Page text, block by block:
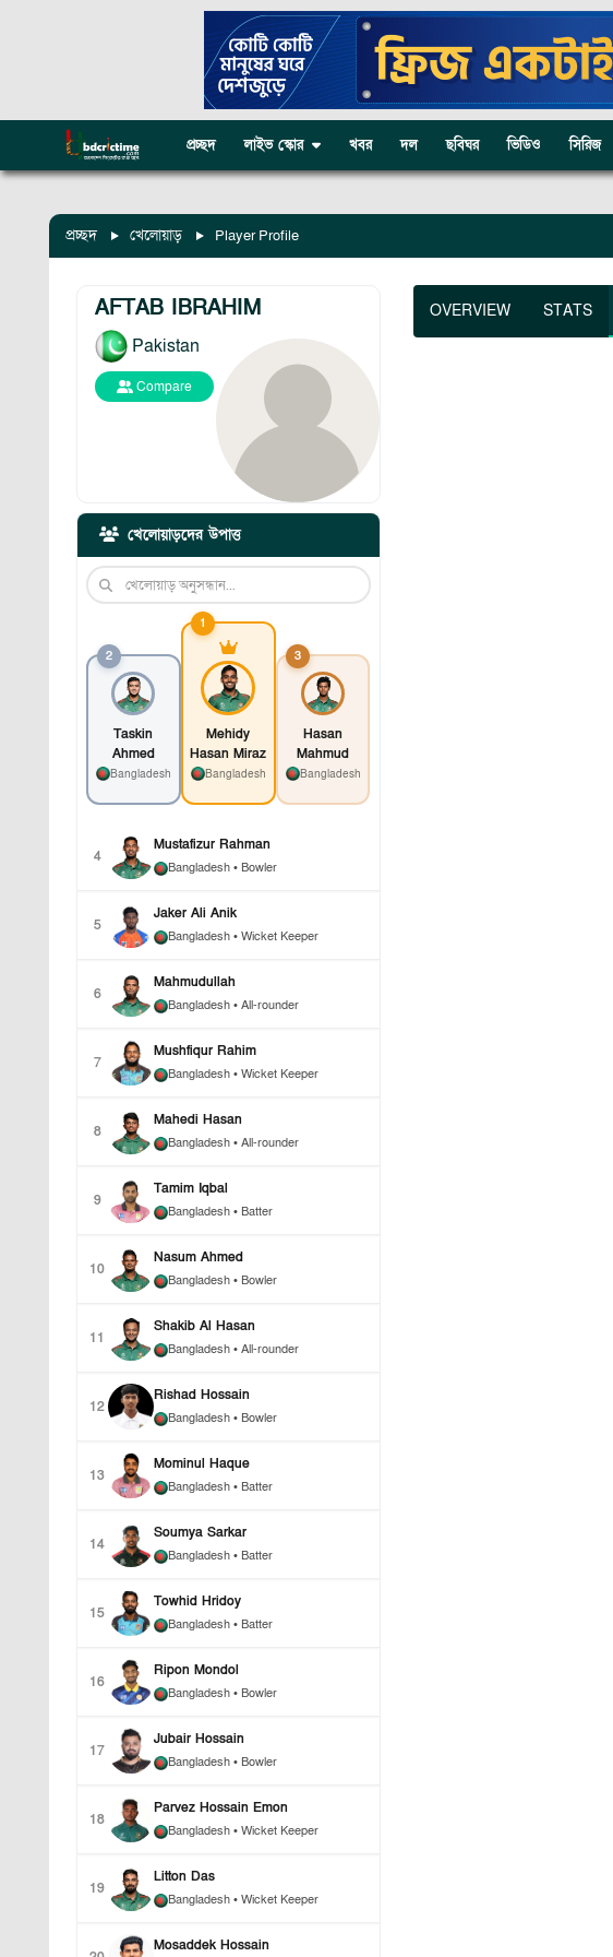
প্রচ্ছদ লাইভ স্কোর খবর দল ছবিঘর ভিডিও সিরিজ
প্রচ্ছদ খেলোয়াড় Player Profile
AFTAB IBRAHIM
Pakistan
Compare
খেলোয়াড়দের উপাত্ত
2
Taskin
Ahmed
Bangladesh
1
Mehidy
Hasan Miraz
Bangladesh
3
Hasan
Mahmud
Bangladesh
4
Mustafizur Rahman
Bangladesh • Bowler
5
Jaker Ali Anik
Bangladesh • Wicket Keeper
6
Mahmudullah
Bangladesh • All-rounder
7
Mushfiqur Rahim
Bangladesh • Wicket Keeper
8
Mahedi Hasan
Bangladesh • All-rounder
9
Tamim Iqbal
Bangladesh • Batter
10
Nasum Ahmed
Bangladesh • Bowler
11
Shakib Al Hasan
Bangladesh • All-rounder
12
Rishad Hossain
Bangladesh • Bowler
13
Mominul Haque
Bangladesh • Batter
14
Soumya Sarkar
Bangladesh • Batter
15
Towhid Hridoy
Bangladesh • Batter
16
Ripon Mondol
Bangladesh • Bowler
17
Jubair Hossain
Bangladesh • Bowler
18
Parvez Hossain Emon
Bangladesh • Wicket Keeper
19
Litton Das
Bangladesh • Wicket Keeper
Mosaddek Hossain
OVERVIEW STATS